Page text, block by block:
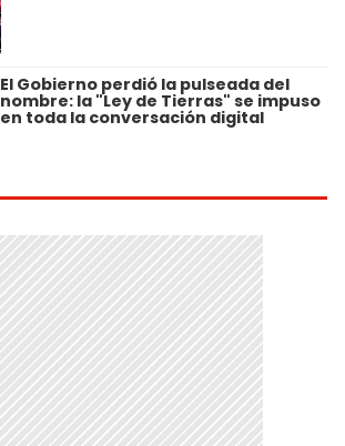
El Gobierno perdió la pulseada del
nombre: la "Ley de Tierras" se impuso
en toda la conversación digital